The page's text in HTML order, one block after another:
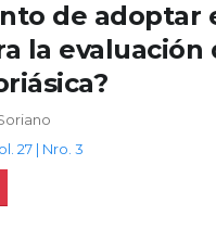
de adoptar
la evaluación
27 | Nro. 3